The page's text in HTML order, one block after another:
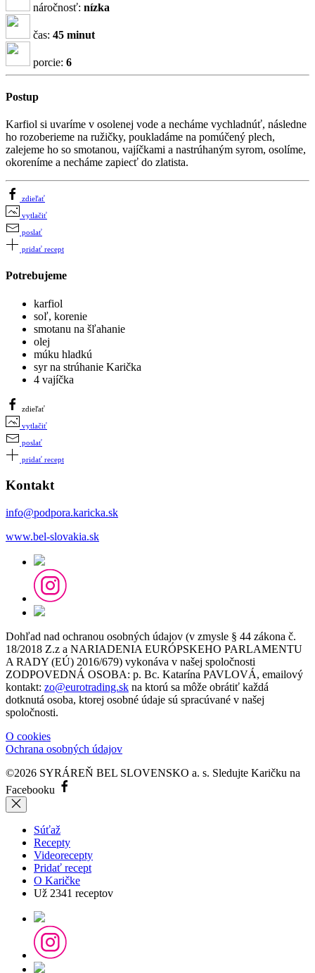
náročnosť: nízka
čas: 45 minut
porcie: 6
Postup
Karfiol si uvaríme v osolenej vode a necháme vychladnúť, následne
ho rozoberieme na ružičky, poukladáme na pomúčený plech,
zalejeme ho so smotanou, vajíčkami a nastrúhaným syrom, osolíme,
okoreníme a necháme zapiecť do zlatista.
zdieľať
vytlačiť
poslať
pridať recept
Potrebujeme
karfiol
soľ, korenie
smotanu na šľahanie
olej
múku hladkú
syr na strúhanie Karička
4 vajíčka
zdieľať
vytlačiť
poslať
pridať recept
Kontakt
info@podpora.karicka.sk
www.bel-slovakia.sk
Dohľad nad ochranou osobných údajov (v zmysle § 44 zákona č.
18/2018 Z.z a NARIADENIA EURÓPSKEHO PARLAMENTU
A RADY (EÚ) 2016/679) vykonáva v našej spoločnosti
ZODPOVEDNÁ OSOBA: p. Bc. Katarína PAVLOVÁ, emailový
kontakt: zo@eurotrading.sk na ktorú sa môže obrátiť každá
dotknutá osoba, ktorej osobné údaje sú spracúvané v našej
spoločnosti.
O cookies
Ochrana osobných údajov
©2026 SYRÁREŇ BEL SLOVENSKO a. s. Sledujte Karičku na
Facebooku
Súťaž
Recepty
Videorecepty
Pridať recept
O Karičke
Už 2341 receptov